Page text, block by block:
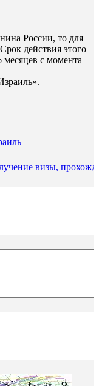
России, то для
действия этого
месяцев с момента
визы,